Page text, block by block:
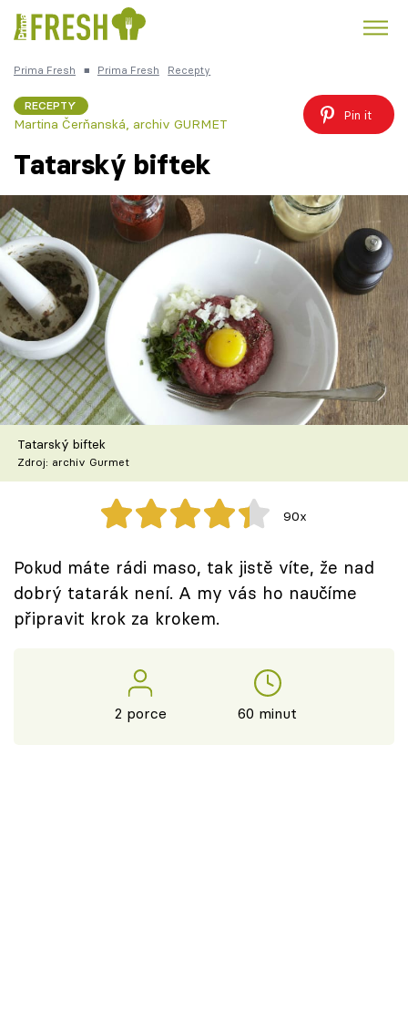
Česká kuchyně Čokoláda
Témata
Recepty
Články
TV Program
Škola vaření
Recepty z TV
Speciál: Cuketa
Těhotnej kuchař
Sledujte prima+
Prima Fresh ■ Prima Fresh Recepty
RECEPTY
Martina Čerňanská archiv GURMET
Pin it
Tatarský biftek
Tatarský biftek
Zdroj: archiv Gurmet
90x
Pokud máte rádi maso, tak jistě víte, že nad
dobrý tatarák není. A my vás ho naučíme
připravit krok za krokem.
2 porce 60 minut